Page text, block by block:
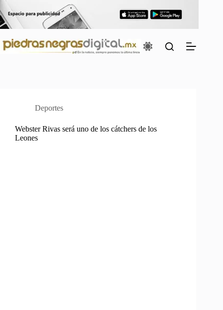
Saltar
al
contenido
Deportes
Webster Rivas será uno de los cátchers de los
Leones